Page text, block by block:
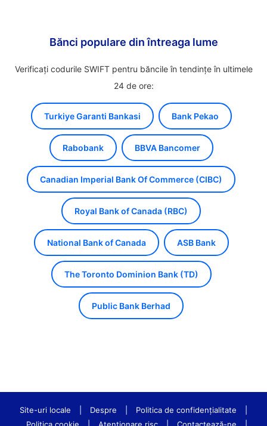
Bănci populare din întreaga lume
Verificați codurile SWIFT pentru băncile în tendințe în ultimele
24 de ore:
Turkiye Garanti Bankasi Bank Pekao
Rabobank BBVA Bancomer
Canadian Imperial Bank Of Commerce (CIBC)
Royal Bank of Canada (RBC)
National Bank of Canada ASB Bank
The Toronto Dominion Bank (TD)
Public Bank Berhad
Site-uri locale Despre Politica de confidenţialitate